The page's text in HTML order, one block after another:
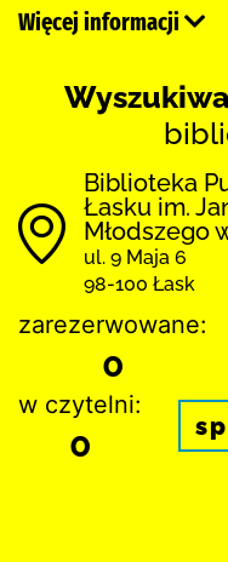
Więcej informacji
Biblioteka
Łasku im.
Młodszego
ul. 9 Maja 6
98-100 Łask
zarezerwowane:
0
w czytelni:
0